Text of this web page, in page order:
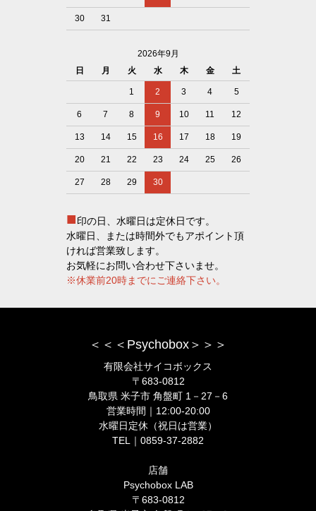
30 31
2026年9月
日
月 火 水 木 金 土
1 2 3 4 5
6 7 8 9 10 11 12
13 14 15 16 17 18 19
20 21 22 23 24 25 26
27 28 29 30
■印の日、水曜日は定休日です。
水曜日、または時間外でもアポイント頂
ければ営業致します。
お気軽にお問い合わせ下さいませ。
※休業前20時までにご連絡下さい。
＜＜＜Psychobox＞＞＞
有限会社サイコボックス
〒683-0812
鳥取県 米子市 角盤町 1－27－6
営業時間｜12:00-20:00
水曜日定休（祝日は営業）
TEL｜0859-37-2882
店舗
Psychobox LAB
〒683-0812